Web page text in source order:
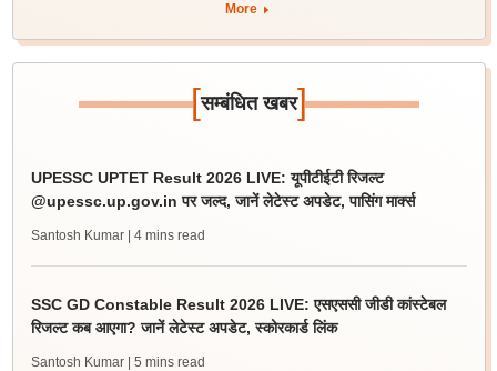
More
[सम्बंधित खबर]
UPESSC UPTET Result 2026 LIVE: यूपीटीईटी रिजल्ट
@upessc.up.gov.in पर जल्द, जानें लेटेस्ट अपडेट, पासिंग मार्क्स
Santosh Kumar | 4 mins read
SSC GD Constable Result 2026 LIVE: एसएससी जीडी कांस्टेबल
रिजल्ट कब आएगा? जानें लेटेस्ट अपडेट, स्कोरकार्ड लिंक
Santosh Kumar | 5 mins read